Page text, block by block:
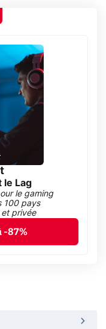
le Lag
le gaming
100 pays
et privée
-87%